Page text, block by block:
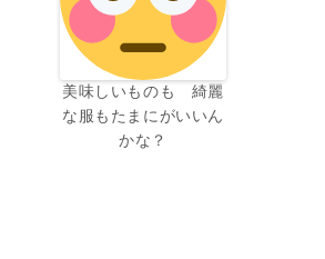
美味しいものも 綺麗
な服もたまにがいいん
かな？